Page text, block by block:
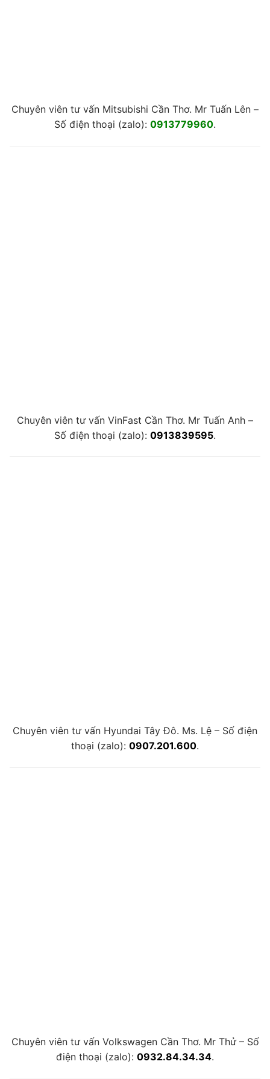
Chuyên viên tư vấn Mitsubishi Cần Thơ. Mr Tuấn Lên –
Số điện thoại (zalo): 0913779960.
Chuyên viên tư vấn VinFast Cần Thơ. Mr Tuấn Anh –
Số điện thoại (zalo): 0913839595.
Chuyên viên tư vấn Hyundai Tây Đô. Ms. Lệ – Số điện
thoại (zalo): 0907.201.600.
Chuyên viên tư vấn Volkswagen Cần Thơ. Mr Thử – Số
điện thoại (zalo): 0932.84.34.34.